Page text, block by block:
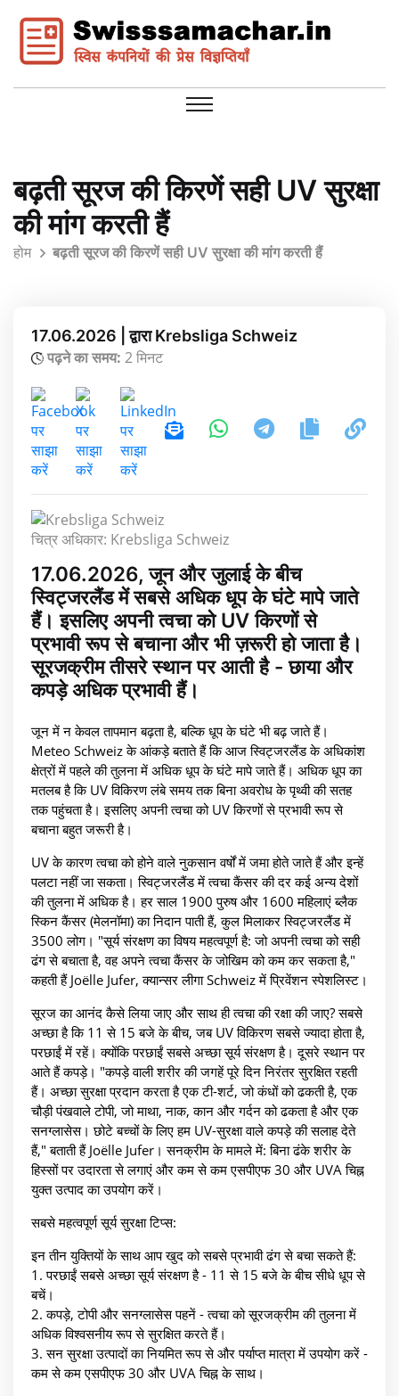
बढ़ती सूरज की किरणें सही UV सुरक्षा
की मांग करती हैं
होम बढ़ती सूरज की किरणें सही UV सुरक्षा की मांग करती हैं
17.06.2026 | द्वारा Krebsliga Schweiz
पढ़ने का समय: 2 मिनट
चित्र अधिकार: Krebsliga Schweiz
17.06.2026, जून और जुलाई के बीच
स्विट्जरलैंड में सबसे अधिक धूप के घंटे मापे जाते
हैं। इसलिए अपनी त्वचा को UV किरणों से
प्रभावी रूप से बचाना और भी ज़रूरी हो जाता है।
सूरजक्रीम तीसरे स्थान पर आती है - छाया और
कपड़े अधिक प्रभावी हैं।
जून में न केवल तापमान बढ़ता है, बल्कि धूप के घंटे भी बढ़ जाते हैं।
Meteo Schweiz के आंकड़े बताते हैं कि आज स्विट्जरलैंड के अधिकांश
क्षेत्रों में पहले की तुलना में अधिक धूप के घंटे मापे जाते हैं। अधिक धूप का
मतलब है कि UV विकिरण लंबे समय तक बिना अवरोध के पृथ्वी की सतह
तक पहुंचता है। इसलिए अपनी त्वचा को UV किरणों से प्रभावी रूप से
बचाना बहुत जरूरी है।
UV के कारण त्वचा को होने वाले नुकसान वर्षों में जमा होते जाते हैं और इन्हें
पलटा नहीं जा सकता। स्विट्जरलैंड में त्वचा कैंसर की दर कई अन्य देशों
की तुलना में अधिक है। हर साल 1900 पुरुष और 1600 महिलाएं ब्लैक
स्किन कैंसर (मेलनॉमा) का निदान पाती हैं, कुल मिलाकर स्विट्जरलैंड में
3500 लोग। "सूर्य संरक्षण का विषय महत्वपूर्ण है: जो अपनी त्वचा को सही
ढंग से बचाता है, वह अपने त्वचा कैंसर के जोखिम को कम कर सकता है,"
कहती हैं Joëlle Jufer, क्यान्सर लीगा Schweiz में प्रिवेंशन स्पेशलिस्ट।
सूरज का आनंद कैसे लिया जाए और साथ ही त्वचा की रक्षा की जाए? सबसे
अच्छा है कि 11 से 15 बजे के बीच, जब UV विकिरण सबसे ज्यादा होता है,
परछाईं में रहें। क्योंकि परछाईं सबसे अच्छा सूर्य संरक्षण है। दूसरे स्थान पर
आते हैं कपड़े। "कपड़े वाली शरीर की जगहें पूरे दिन निरंतर सुरक्षित रहती
हैं। अच्छा सुरक्षा प्रदान करता है एक टी-शर्ट, जो कंधों को ढकती है, एक
चौड़ी पंखवाले टोपी, जो माथा, नाक, कान और गर्दन को ढकता है और एक
सनग्लासेस। छोटे बच्चों के लिए हम UV-सुरक्षा वाले कपड़े की सलाह देते
हैं," बताती हैं Joëlle Jufer। सनक्रीम के मामले में: बिना ढंके शरीर के
हिस्सों पर उदारता से लगाएं और कम से कम एसपीएफ 30 और UVA चिह्न
युक्त उत्पाद का उपयोग करें।
सबसे महत्वपूर्ण सूर्य सुरक्षा टिप्स:
इन तीन युक्तियों के साथ आप खुद को सबसे प्रभावी ढंग से बचा सकते हैं:
1. परछाईं सबसे अच्छा सूर्य संरक्षण है - 11 से 15 बजे के बीच सीधे धूप से
बचें।
2. कपड़े, टोपी और सनग्लासेस पहनें - त्वचा को सूरजक्रीम की तुलना में
अधिक विश्वसनीय रूप से सुरक्षित करते हैं।
3. सन सुरक्षा उत्पादों का नियमित रूप से और पर्याप्त मात्रा में उपयोग करें -
कम से कम एसपीएफ 30 और UVA चिह्न के साथ।